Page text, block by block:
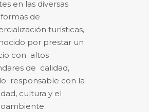
en las diversas
de
turísticas,
por prestar un
con altos
de calidad,
responsable con la
cultura y el